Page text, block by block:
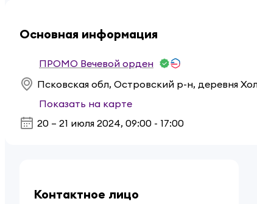
Основная информация
ПРОМО Вечевой орден
Псковская обл, Островский р-н, деревня
Показать на карте
20 – 21 июля 2024, 09:00 - 17:00
Контактное лицо